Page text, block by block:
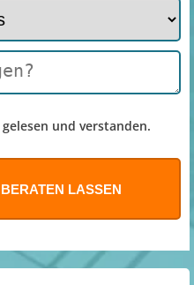
gelesen und verstanden.